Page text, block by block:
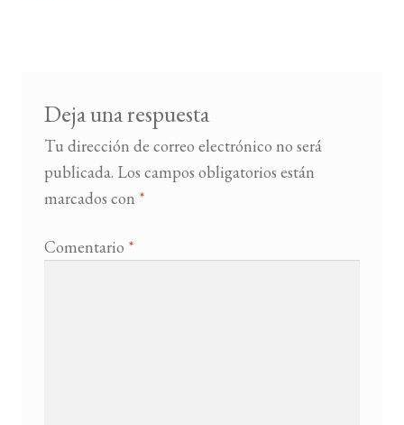
Deja una respuesta
Tu dirección de correo electrónico no será
publicada. Los campos obligatorios están
marcados con *
Comentario *